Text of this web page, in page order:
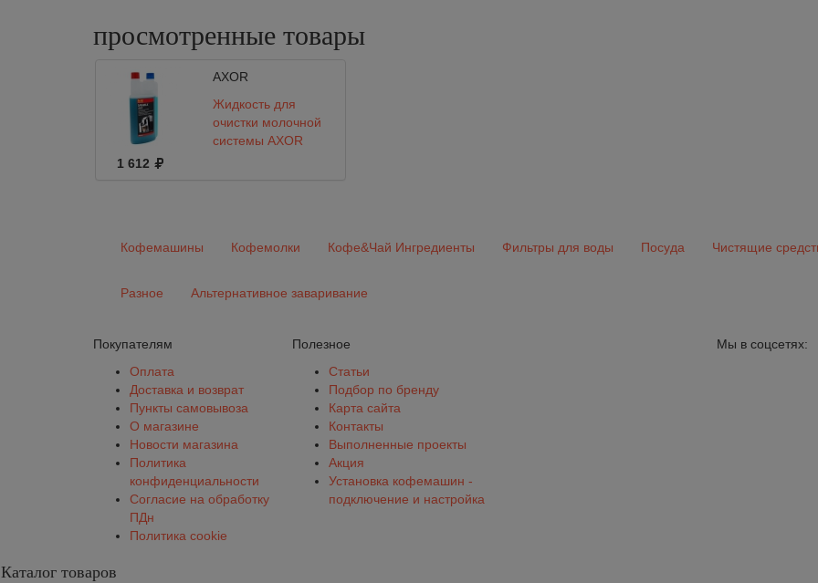
просмотренные товары
AXOR
Жидкость для
очистки молочной
системы AXOR
1 612
Кофемашины Кофемолки Кофе&Чай Ингредиенты Фильтры для воды Посуда Чистящие
Разное Альтернативное заваривание
Покупателям
Оплата
Доставка и возврат
Пункты самовывоза
О магазине
Новости магазина
Политика
конфиденциальности
Согласие на обработку
ПДн
Политика cookie
Полезное
Статьи
Подбор по бренду
Карта сайта
Контакты
Выполненные проекты
Акция
Установка кофемашин -
подключение и настройка
Мы в соцсетях:
Каталог товаров